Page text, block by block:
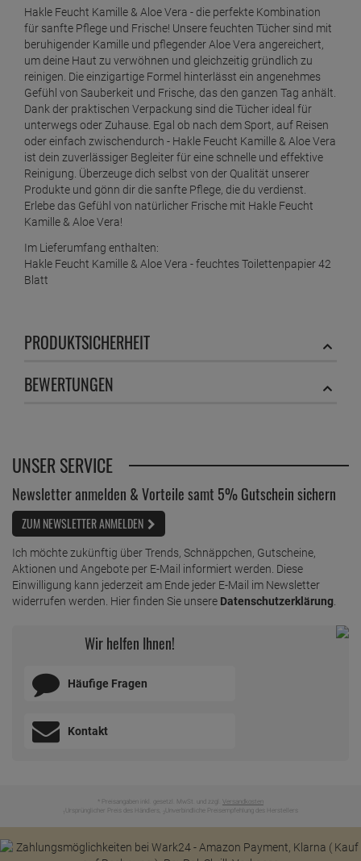
Hakle Feucht Kamille & Aloe Vera - die perfekte Kombination
für sanfte Pflege und Frische! Unsere feuchten Tücher sind mit
beruhigender Kamille und pflegender Aloe Vera angereichert,
um deine Haut zu verwöhnen und gleichzeitig gründlich zu
reinigen. Die einzigartige Formel hinterlässt ein angenehmes
Gefühl von Sauberkeit und Frische, das den ganzen Tag anhält.
Dank der praktischen Verpackung sind die Tücher ideal für
unterwegs oder Zuhause. Egal ob nach dem Sport, auf Reisen
oder einfach zwischendurch - Hakle Feucht Kamille & Aloe Vera
ist dein zuverlässiger Begleiter für eine schnelle und effektive
Reinigung. Überzeuge dich selbst von der Qualität unserer
Produkte und gönn dir die sanfte Pflege, die du verdienst.
Erlebe das Gefühl von natürlicher Frische mit Hakle Feucht
Kamille & Aloe Vera!
Im Lieferumfang enthalten:
Hakle Feucht Kamille & Aloe Vera - feuchtes Toilettenpapier 42
Blatt
PRODUKTSICHERHEIT
BEWERTUNGEN
UNSER SERVICE
Newsletter anmelden & Vorteile samt 5% Gutschein sichern
ZUM NEWSLETTER ANMELDEN
Ich möchte zukünftig über Trends, Schnäppchen, Gutscheine,
Aktionen und Angebote per E-Mail informiert werden. Diese
Einwilligung kann jederzeit am Ende jeder E-Mail im Newsletter
widerrufen werden. Hier finden Sie unsere Datenschutzerklärung.
Wir helfen Ihnen!
Häufige Fragen
Kontakt
* Preisangaben inkl. gesetzl. MwSt. und zzgl. Versandkosten
Ursprünglicher Preis des Händlers, Unverbindliche Preisempfehlung des Herstellers